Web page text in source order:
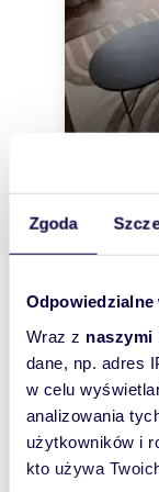
Zgoda
Wraz z naszymi
dane, np. adres
w celu
analizowania
użytkowników i
kto używa